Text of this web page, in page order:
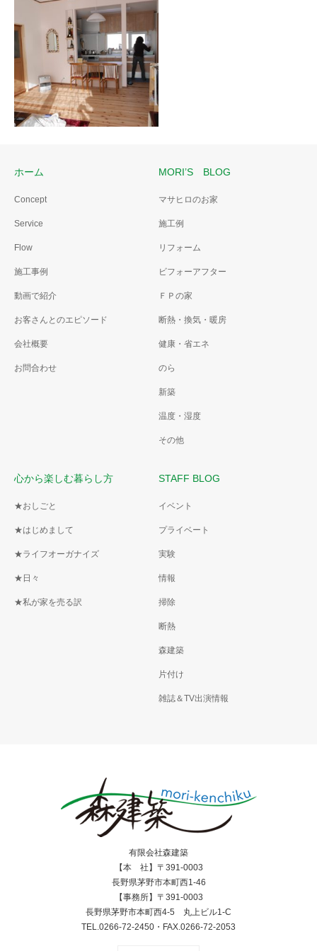
不満のある空間を思い切って
フルモデルチェンジ。不満な
んてちょっとの工夫で良くな
っちゃう。
緊急用ブザーで安心浴室
断熱もしっかり、さらに緊急
用のブザーも万が一のために
無断熱から高断熱のフルリフ
ォームで、明るく寒さ知らず
ホーム
Concept
Service
Flow
施工事例
動画で紹介
お客さんとのエピソード
会社概要
お問合わせ
MORI’S BLOG
マサヒロのお家
施工例
リフォーム
ビフォーアフター
ＦＰの家
断熱・換気・暖房
健康・省エネ
のら
新築
温度・湿度
その他
心から楽しむ暮らし方
★おしごと
★はじめまして
★ライフオーガナイズ
★日々
★私が家を売る訳
STAFF BLOG
イベント
プライベート
実験
情報
掃除
断熱
森建築
片付け
雑誌＆TV出演情報
有限会社森建築
【本 社】〒391-0003
長野県茅野市本町西1-46
【事務所】〒391-0003
長野県茅野市本町西4-5 丸上ビル1-C
TEL.0266-72-2450・FAX.0266-72-2053